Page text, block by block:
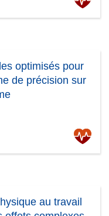
optimisés pour
de précision sur
au travail